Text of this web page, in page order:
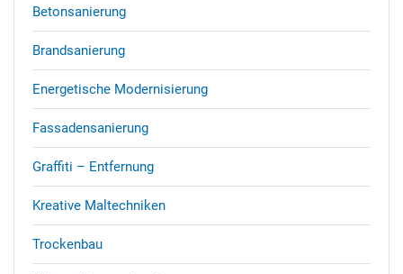
Betonsanierung
Brandsanierung
Energetische Modernisierung
Fassadensanierung
Graffiti – Entfernung
Kreative Maltechniken
Trockenbau